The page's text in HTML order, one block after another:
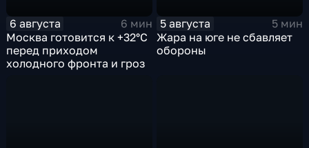
6 августа
6 мин
Москва готовится к +32°C
перед приходом
холодного фронта и гроз
5 августа
5 мин
Жара на юге не сбавляет
обороны